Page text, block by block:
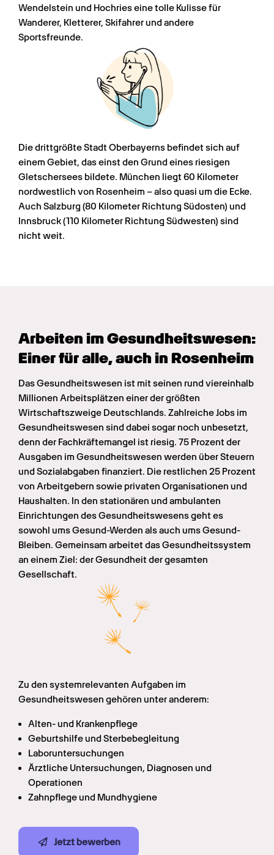
Wendelstein und Hochries eine tolle Kulisse für
Wanderer, Kletterer, Skifahrer und andere
Sportsfreunde.
Die drittgrößte Stadt Oberbayerns befindet sich auf
einem Gebiet, das einst den Grund eines riesigen
Gletschersees bildete. München liegt 60 Kilometer
nordwestlich von Rosenheim – also quasi um die Ecke.
Auch Salzburg (80 Kilometer Richtung Südosten) und
Innsbruck (110 Kilometer Richtung Südwesten) sind
nicht weit.
Arbeiten im Gesundheits­wesen:
Einer für alle, auch in Rosenheim
Das Gesundheitswesen ist mit seinen rund viereinhalb
Millionen Arbeitsplätzen einer der größten
Wirtschaftszweige Deutschlands. Zahlreiche Jobs im
Gesundheitswesen sind dabei sogar noch unbesetzt,
denn der Fachkräftemangel ist riesig. 75 Prozent der
Ausgaben im Gesundheitswesen werden über Steuern
und Sozialabgaben finanziert. Die restlichen 25 Prozent
von Arbeitgebern sowie privaten Organisationen und
Haushalten. In den stationären und ambulanten
Einrichtungen des Gesundheitswesens geht es
sowohl ums Gesund-Werden als auch ums Gesund-
Bleiben. Gemeinsam arbeitet das Gesundheitssystem
an einem Ziel: der Gesundheit der gesamten
Gesellschaft.
Zu den systemrelevanten Aufgaben im
Gesundheitswesen gehören unter anderem:
Alten- und Krankenpflege
Geburtshilfe und Sterbebegleitung
Laboruntersuchungen
Ärztliche Untersuchungen, Diagnosen und
Operationen
Zahnpflege und Mundhygiene
Jetzt bewerben